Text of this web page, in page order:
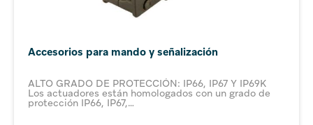
Accesorios para mando y señalización
ALTO GRADO DE PROTECCIÓN: IP66, IP67 Y IP69K
Los actuadores están homologados con un grado de
protección IP66, IP67,